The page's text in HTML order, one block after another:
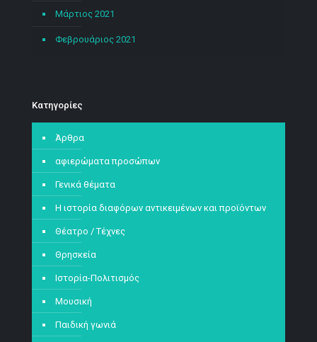
Μάρτιος 2021
Φεβρουάριος 2021
Kατηγορίες
Άρθρα
αφιερώματα προσώπων
Γενικά θέματα
Η ιστορία διαφόρων αντικειμένων και προϊόντων
Θέατρο / Τέχνες
Θρησκεία
Ιστορία-Πολιτισμός
Μουσική
Παιδική γωνιά